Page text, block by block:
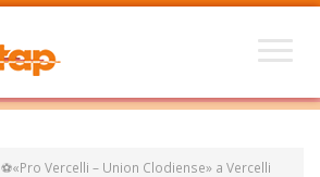
⚽«Pro Vercelli – Union Clodiense» a Vercelli